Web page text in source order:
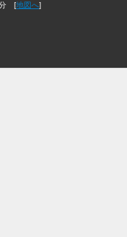
分 [地図へ]